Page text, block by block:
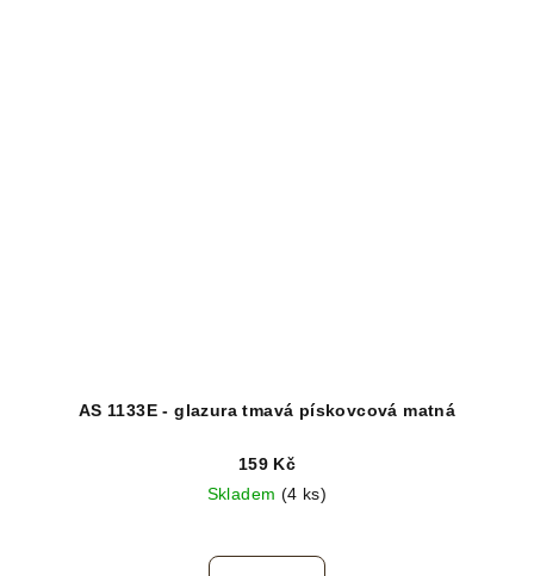
AS 1133E - glazura tmavá pískovcová matná
159 Kč
Skladem (4 ks)